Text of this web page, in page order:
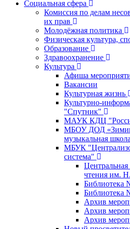
Социальная сфера
Комиссия по делам
их прав
Молодёжная политика
Физическая культура,
Образование
Здравоохранение
Культура
Афиша
Вакансии
Культурная жизнь
Культурно-
"Спутник"
МАУК КДЦ
МБОУ ДОД
музыкальная
МБУК
система"
чтения им.
Библиотека
Библиотека
Архив
Архив
Архив